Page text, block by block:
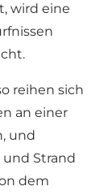
wird eine
reihen sich
an einer
und
und Strand
dem